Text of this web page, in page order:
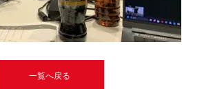
一覧へ戻る